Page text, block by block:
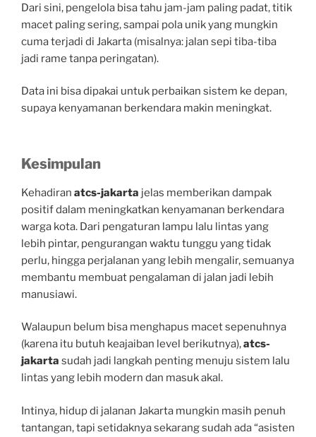
Dari sini, pengelola bisa tahu jam-jam paling padat, titik
macet paling sering, sampai pola unik yang mungkin
cuma terjadi di Jakarta (misalnya: jalan sepi tiba-tiba
jadi rame tanpa peringatan).
Data ini bisa dipakai untuk perbaikan sistem ke depan,
supaya kenyamanan berkendara makin meningkat.
Kesimpulan
Kehadiran atcs-jakarta jelas memberikan dampak
positif dalam meningkatkan kenyamanan berkendara
warga kota. Dari pengaturan lampu lalu lintas yang
lebih pintar, pengurangan waktu tunggu yang tidak
perlu, hingga perjalanan yang lebih mengalir, semuanya
membantu membuat pengalaman di jalan jadi lebih
manusiawi.
Walaupun belum bisa menghapus macet sepenuhnya
(karena itu butuh keajaiban level berikutnya),atcs-
jakarta sudah jadi langkah penting menuju sistem lalu
lintas yang lebih modern dan masuk akal.
Intinya, hidup di jalanan Jakarta mungkin masih penuh
tantangan, tapi setidaknya sekarang sudah ada “asisten